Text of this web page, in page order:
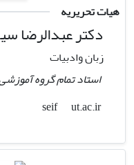
هیات تحریریه
دکتر عبدالرضا
زبان وادبیات
استاد تمام گروه
seif
ut.ac.ir